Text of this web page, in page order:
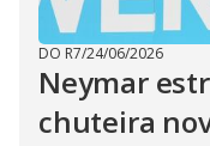
DO R7/24/06/2026
Neymar
chuteira